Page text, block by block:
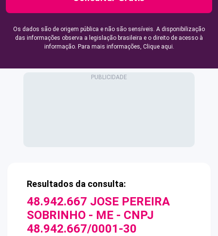
Os dados são de origem pública e não são sensíveis. A disponibilização
das informações observa a legislação brasileira e o direito de acesso à
informação. Para mais informações, Clique aqui.
Resultados da consulta:
48.942.667 JOSE PEREIRA
SOBRINHO - ME - CNPJ
48.942.667/0001-30